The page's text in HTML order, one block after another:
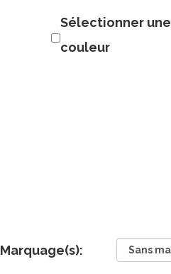
Sélectionner une
couleur
Marquage(s):